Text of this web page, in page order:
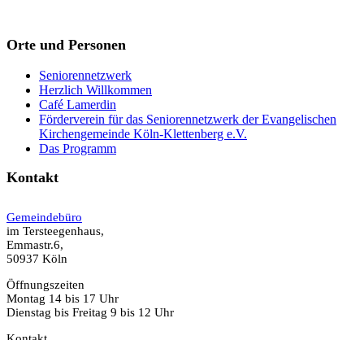
Orte und Personen
Seniorennetzwerk
Herzlich Willkommen
Café Lamerdin
Förderverein für das Seniorennetzwerk der Evangelischen
Kirchengemeinde Köln-Klettenberg e.V.
Das Programm
Kontakt
Gemeindebüro
im Tersteegenhaus,
Emmastr.6,
50937 Köln
Öffnungszeiten
Montag 14 bis 17 Uhr
Dienstag bis Freitag 9 bis 12 Uhr